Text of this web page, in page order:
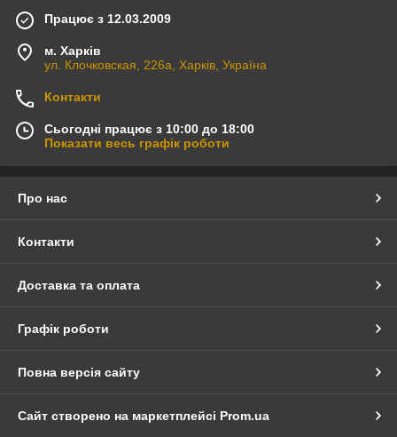
Працює з 12.03.2009
м. Харків
ул. Клочковская, 226а, Харків, Україна
Контакти
Сьогодні працює з 10:00 до 18:00
Показати весь графік роботи
Про нас
Контакти
Доставка та оплата
Графік роботи
Повна версія сайту
Сайт створено на маркетплейсі Prom.ua